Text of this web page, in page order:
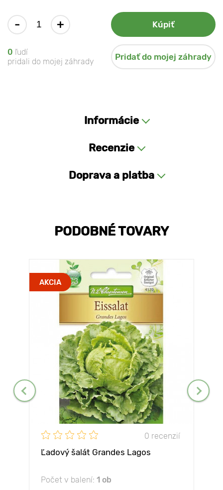
- + Kúpiť
0 ľudí
pridali do mojej záhrady
Pridať do mojej záhrady
Informácie
Recenzie
Doprava a platba
PODOBNÉ TOVARY
AKCIA
0 recenzií
Ľadový šalát Grandes Lagos
Počet v balení: 1 ob